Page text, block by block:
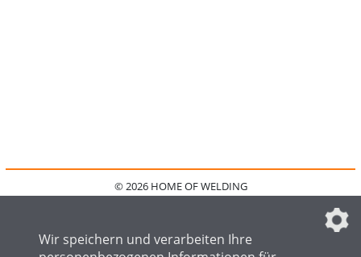
© 2026 HOME OF WELDING
IMPRESSUM
FAQ
DATENSCHUTZEINSTELLUNGEN
Wir speichern und verarbeiten Ihre